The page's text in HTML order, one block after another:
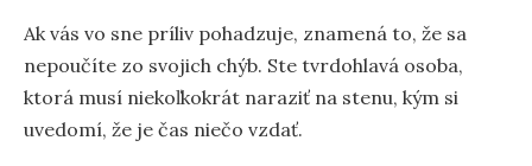
Ak vás vo sne príliv pohadzuje, znamená to, že sa
nepoučíte zo svojich chýb. Ste tvrdohlavá osoba,
ktorá musí niekoľkokrát naraziť na stenu, kým si
uvedomí, že je čas niečo vzdať.